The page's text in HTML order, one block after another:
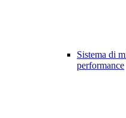
Sistema di
performance